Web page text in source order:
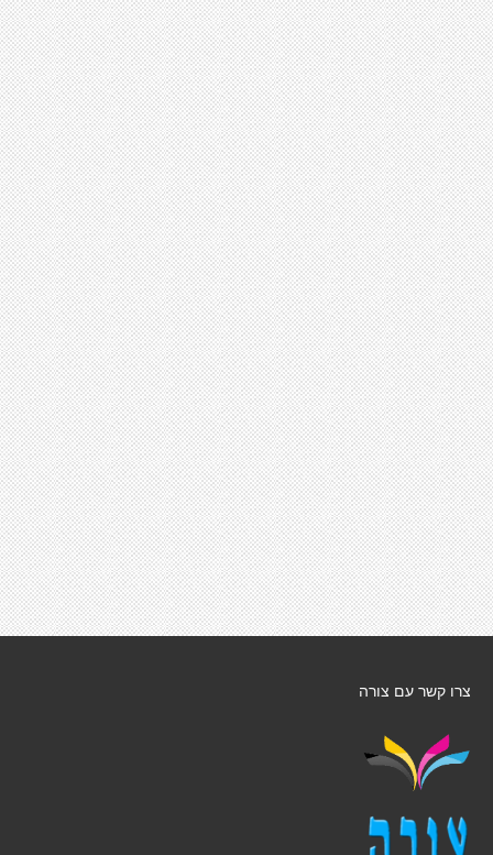
צרו קשר עם צורה